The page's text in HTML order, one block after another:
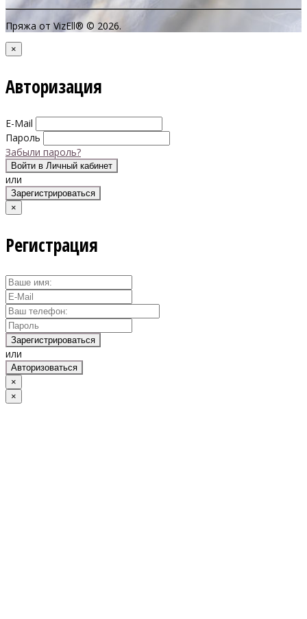
Пряжа от VizEll® © 2026.
×
Авторизация
E-Mail
Пароль
Забыли пароль?
Войти в Личный кабинет
или
Зарегистрироваться
×
Регистрация
Зарегистрироваться
или
Авторизоваться
×
×